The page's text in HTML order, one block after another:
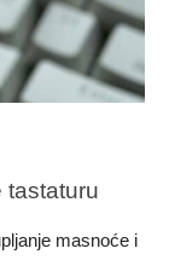
tastaturu
masnoće i